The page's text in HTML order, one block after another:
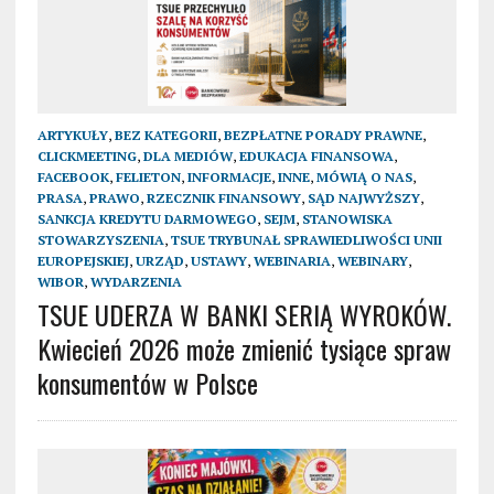
ARTYKUŁY, BEZ KATEGORII, BEZPŁATNE PORADY PRAWNE,
CLICKMEETING, DLA MEDIÓW, EDUKACJA FINANSOWA,
FACEBOOK, FELIETON, INFORMACJE, INNE, MÓWIĄ O NAS,
PRASA, PRAWO, RZECZNIK FINANSOWY, SĄD NAJWYŻSZY,
SANKCJA KREDYTU DARMOWEGO, SEJM, STANOWISKA
STOWARZYSZENIA, TSUE TRYBUNAŁ SPRAWIEDLIWOŚCI UNII
EUROPEJSKIEJ, URZĄD, USTAWY, WEBINARIA, WEBINARY,
WIBOR, WYDARZENIA
TSUE UDERZA W BANKI SERIĄ WYROKÓW.
Kwiecień 2026 może zmienić tysiące spraw
konsumentów w Polsce